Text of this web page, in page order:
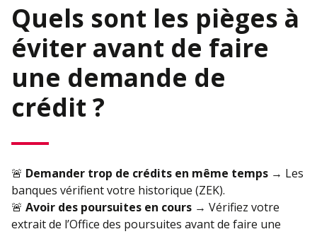
Quels sont les pièges à
éviter avant de faire
une demande de
crédit ?
🚨 Demander trop de crédits en même temps → Les
banques vérifient votre historique (ZEK).
🚨 Avoir des poursuites en cours → Vérifiez votre
extrait de l’Office des poursuites avant de faire une